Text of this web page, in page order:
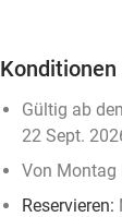
Konditionen
Gültig ab
22 Sept.
Von Montag
Reservieren: